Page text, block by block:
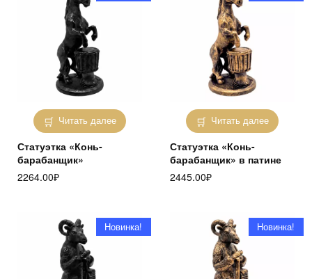
Читать далее
Статуэтка «Конь-
барабанщик»
2264.00₽
Читать далее
Статуэтка «Конь-
барабанщик» в патине
2445.00₽
Новинка! Новинка!